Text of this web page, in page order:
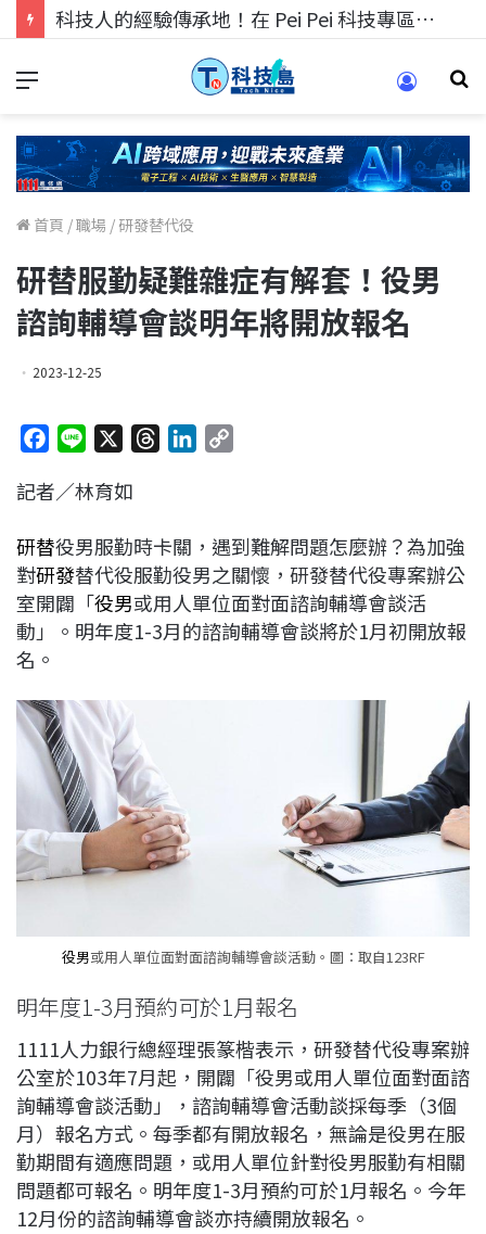
科技人的經驗傳承地！在 Pei Pei 科技專區，與學弟妹交流最硬核的技術
首頁 /職場 / 研發替代役
研替服勤疑難雜症有解套！役男
諮詢輔導會談明年將開放報名
2023-12-25
c
b
o
o
n
a
d
s
e
d
I
n
L
i
n
k
記者／林育如
研替役男服勤時卡關，遇到難解問題怎麼辦？為加強
對研發替代役服勤役男之關懷，研發替代役專案辦公
室開闢「役男或用人單位面對面諮詢輔導會談活
動」。明年度1-3月的諮詢輔導會談將於1月初開放報
名。
役男或用人單位面對面諮詢輔導會談活動。圖：取自123RF
明年度1-3月預約可於1月報名
1111人力銀行總經理張篆楷表示，研發替代役專案辦
公室於103年7月起，開闢「役男或用人單位面對面諮
詢輔導會談活動」，諮詢輔導會活動談採每季（3個
月）報名方式。每季都有開放報名，無論是役男在服
勤期間有適應問題，或用人單位針對役男服勤有相關
問題都可報名。明年度1-3月預約可於1月報名。今年
12月份的諮詢輔導會談亦持續開放報名。